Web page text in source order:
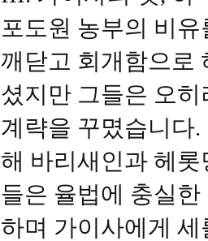
포도원 농부의 비
깨닫고 회개함으로
셨지만 그들은 오
계략을 꾸몄습니다
해 바리새인과 헤
들은 율법에 충실
하며 가이사에게